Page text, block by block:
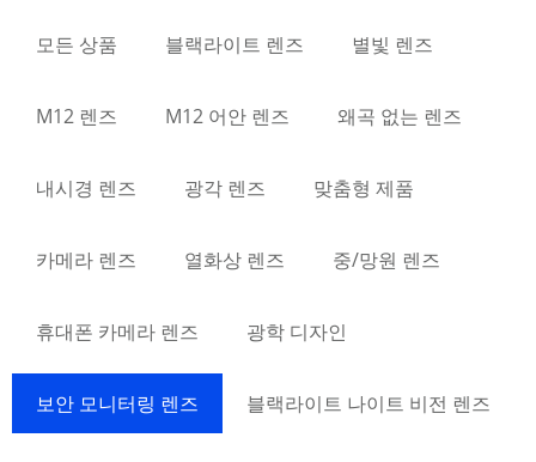
모든 상품 블랙라이트 렌즈 별빛 렌즈
M12 렌즈 M12 어안 렌즈 왜곡 없는 렌즈
내시경 렌즈 광각 렌즈 맞춤형 제품
카메라 렌즈 열화상 렌즈 중/망원 렌즈
휴대폰 카메라 렌즈 광학 디자인
보안 모니터링 렌즈 블랙라이트 나이트 비전 렌즈